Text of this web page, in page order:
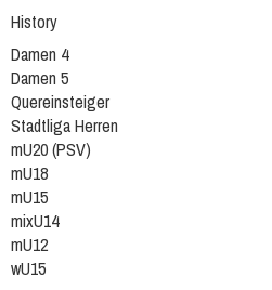
History
Damen 4
Damen 5
Quereinsteiger
Stadtliga Herren
mU20 (PSV)
mU18
mU15
mixU14
mU12
wU15